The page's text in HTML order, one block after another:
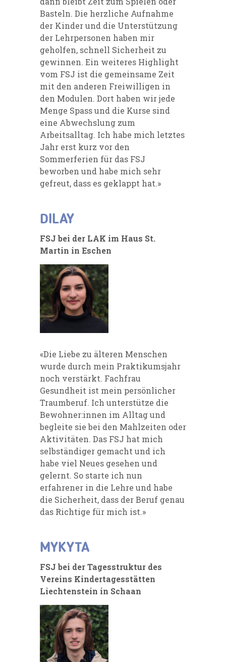
Basteln. Die herzliche Aufnahme
der Kinder und die Unterstützung
der Lehrpersonen haben mir
geholfen, schnell Sicherheit zu
gewinnen. Ein weiteres Highlight
vom FSJ ist die gemeinsame Zeit
mit den anderen Freiwilligen in
den Modulen. Dort haben wir jede
Menge Spass und die Kurse sind
eine Abwechslung zum
Arbeitsalltag. Ich habe mich letztes
Jahr erst kurz vor den
Sommerferien für das FSJ
beworben und habe mich sehr
gefreut, dass es geklappt hat.»
DILAY
FSJ bei der LAK im Haus St.
Martin in Eschen
«Die Liebe zu älteren Menschen
wurde durch mein Praktikumsjahr
noch verstärkt. Fachfrau
Gesundheit ist mein persönlicher
Traumberuf. Ich unterstütze die
Bewohner:innen im Alltag und
begleite sie bei den Mahlzeiten oder
Aktivitäten. Das FSJ hat mich
selbständiger gemacht und ich
habe viel Neues gesehen und
gelernt. So starte ich nun
erfahrener in die Lehre und habe
die Sicherheit, dass der Beruf genau
das Richtige für mich ist.»
MYKYTA
FSJ bei der Tagesstruktur des
Vereins Kindertagesstätten
Liechtenstein in Schaan